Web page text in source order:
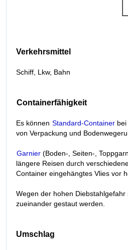
Verkehrsmittel
Schiff, Lkw, Bahn
Containerfähigkeit
Es können Standard-Container
von Verpackung und
Garnier (Boden-, Seiten-,
längere Reisen durch
Container eingehängtes Vlies vor
Wegen der hohen
zueinander gestaut werden.
Umschlag